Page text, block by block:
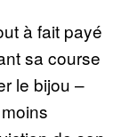
à fait payé
sa course
le bijou –